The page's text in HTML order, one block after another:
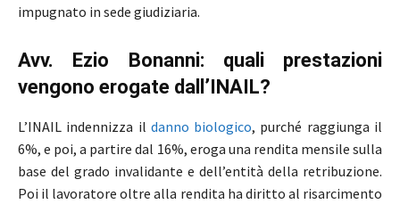
impugnato in sede giudiziaria.
Avv. Ezio Bonanni: quali prestazioni
vengono erogate dall’INAIL?
L’INAIL indennizza il danno biologico, purché raggiunga il
6%, e poi, a partire dal 16%, eroga una rendita mensile sulla
base del grado invalidante e dell’entità della retribuzione.
Poi il lavoratore oltre alla rendita ha diritto al risarcimento